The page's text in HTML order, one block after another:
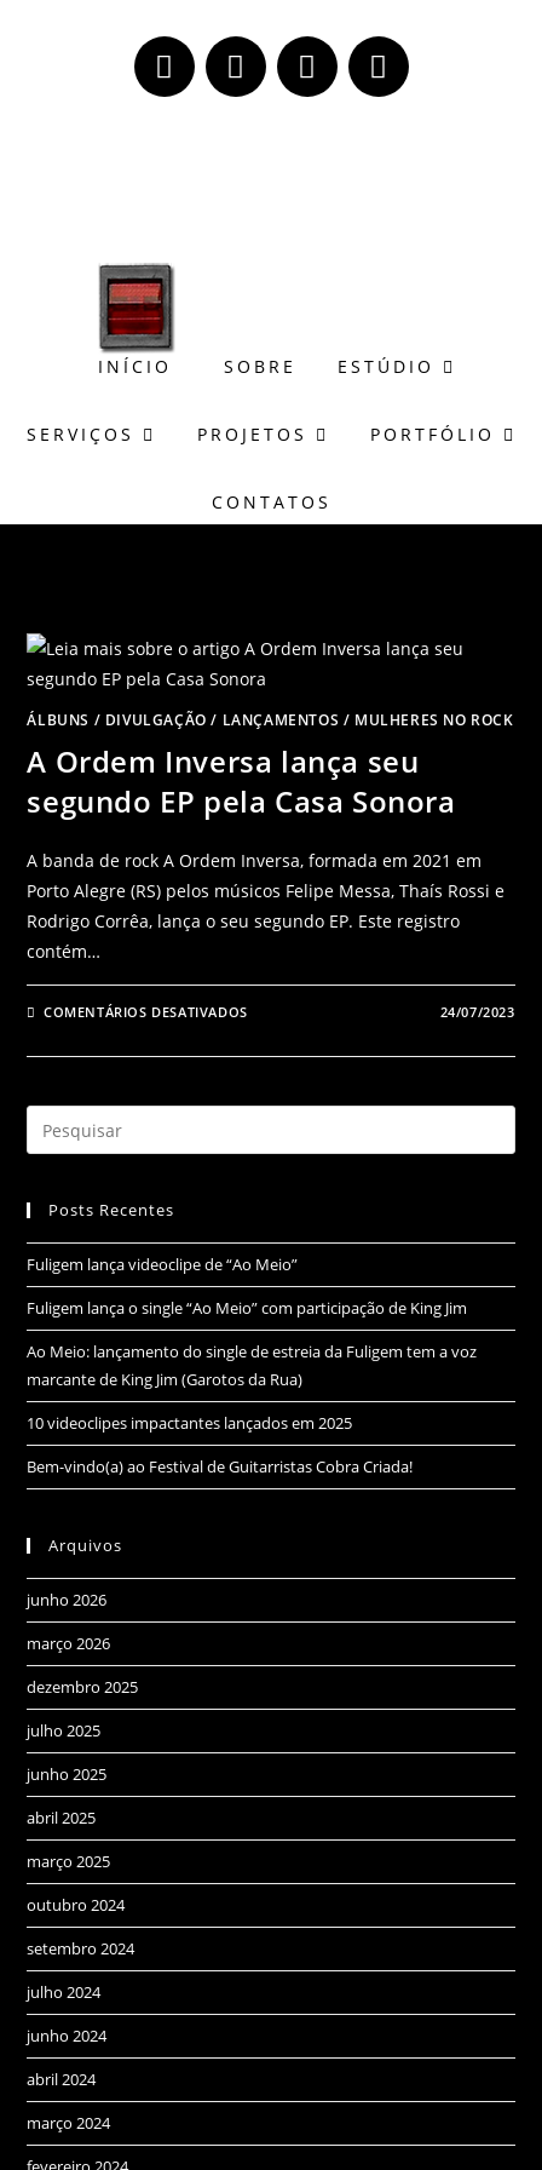
INÍCIO SOBRE ESTÚDIO
SERVIÇOS PROJETOS PORTFÓLIO
CONTATOS
ÁLBUNS / DIVULGAÇÃO / LANÇAMENTOS / MULHERES NO ROCK
A Ordem Inversa lança seu
segundo EP pela Casa Sonora
A banda de rock A Ordem Inversa, formada em 2021 em
Porto Alegre (RS) pelos músicos Felipe Messa, Thaís Rossi e
Rodrigo Corrêa, lança o seu segundo EP. Este registro
contém…
COMENTÁRIOS DESATIVADOS 24/07/2023
Posts Recentes
Fuligem lança videoclipe de “Ao Meio”
Fuligem lança o single “Ao Meio” com participação de King Jim
Ao Meio: lançamento do single de estreia da Fuligem tem a voz
marcante de King Jim (Garotos da Rua)
10 videoclipes impactantes lançados em 2025
Bem-vindo(a) ao Festival de Guitarristas Cobra Criada!
Arquivos
junho 2026
março 2026
dezembro 2025
julho 2025
junho 2025
abril 2025
março 2025
outubro 2024
setembro 2024
julho 2024
junho 2024
abril 2024
março 2024